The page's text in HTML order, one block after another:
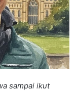
sampai ikut